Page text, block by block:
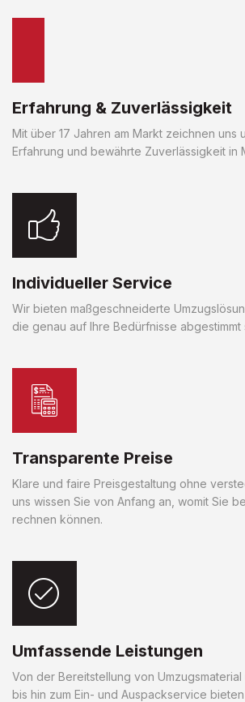
Erfahrung & Zuverlässigkeit
Mit über 17 Jahren am Markt zeichnen uns
Erfahrung und bewährte Zuverlässigkeit in
Individueller Service
Wir bieten maßgeschneiderte
die genau auf Ihre Bedürfnisse abgestimmt
Transparente Preise
Klare und faire Preisgestaltung ohne
uns wissen Sie von Anfang an, womit Sie
rechnen können.
Umfassende Leistungen
Von der Bereitstellung von
bis hin zum Ein- und Auspackservice